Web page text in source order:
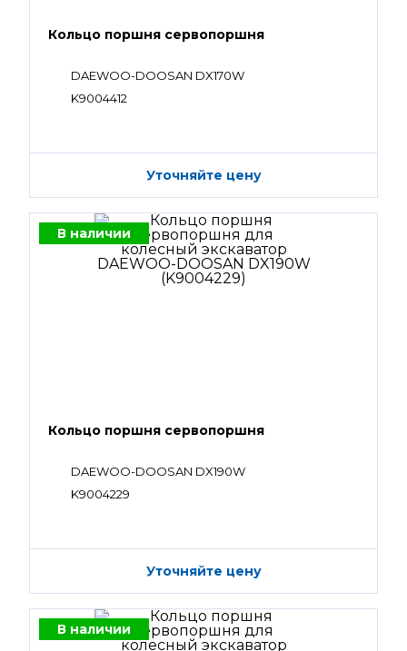
Кольцо поршня сервопоршня
DAEWOO-DOOSAN DX170W
K9004412
Уточняйте цену
В наличии
Кольцо поршня сервопоршня
DAEWOO-DOOSAN DX190W
K9004229
Уточняйте цену
В наличии